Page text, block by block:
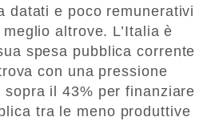
datati e poco remunerativi
altrove. L’Italia è
spesa pubblica corrente
con una pressione
il 43% per finanziare
tra le meno produttive